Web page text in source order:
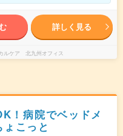
詳しく見る
ルケア 北九州オフィス
！病院でベッドメ
こっと